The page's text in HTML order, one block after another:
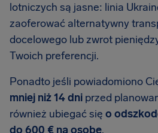
lotniczych są jasne: linia
zaoferować alternatywny
docelowego lub zwrot
Twoich preferencji.
Ponadto jeśli powiadomiono
mniej niż 14 dni przed
również ubiegać się o
do 600 € na osobę.